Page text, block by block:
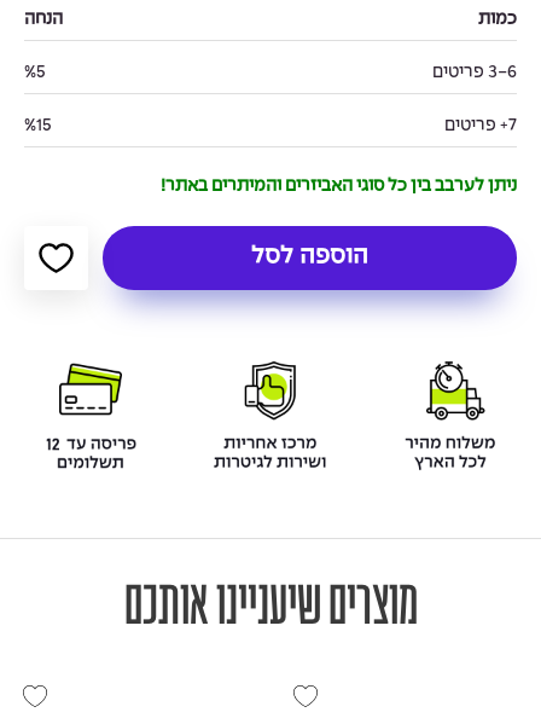
כמות הנחה
3-6 פריטים %5
7+ פריטים %15
ניתן לערבב בין כל סוגי האביזרים והמיתרים באתר!
הוספה לסל
מוצרים שיעניינו אותכם